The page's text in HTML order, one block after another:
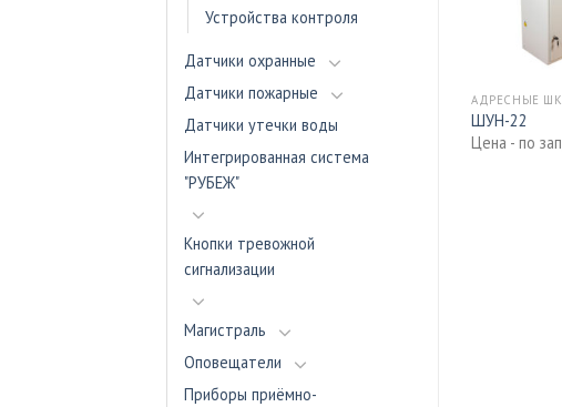
Устройства контроля
Датчики охранные
Датчики пожарные
Датчики утечки воды
Интегрированная система
"РУБЕЖ"
Кнопки тревожной
сигнализации
Магистраль
Оповещатели
Приборы приёмно-
АДРЕСНЫЕ
ШУН-22
Цена - по
АДРЕСНЫЕ ШКАФЫ
ШУВ-75